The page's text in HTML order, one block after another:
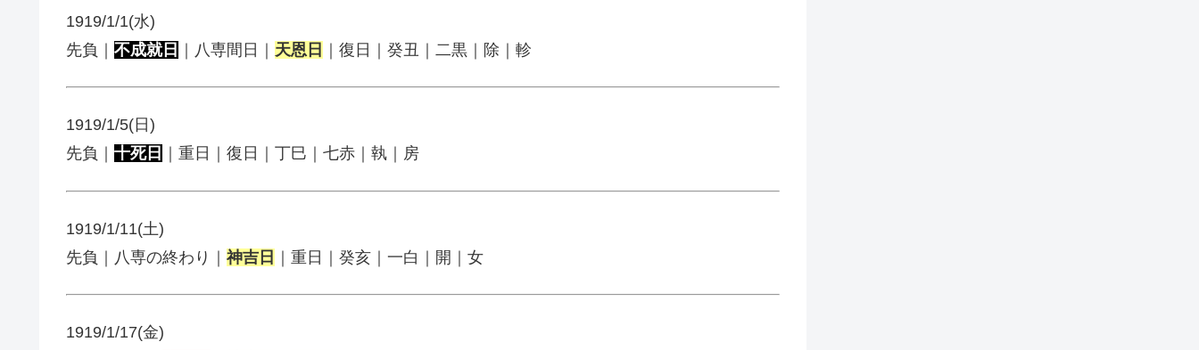
1919/1/1(水)
先負｜ 不成就日 ｜八専間日｜ 天恩日 ｜復日｜癸丑｜二黒｜除｜軫
1919/1/5(日)
先負｜ 十死日 ｜重日｜復日｜丁巳｜七赤｜執｜房
1919/1/11(土)
先負｜八専の終わり｜ 神吉日 ｜重日｜癸亥｜一白｜開｜女
1919/1/17(金)